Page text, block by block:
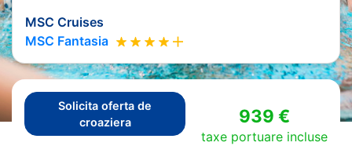
MSC Cruises
MSC Fantasia
Solicita oferta de
croaziera
939 €
taxe portuare incluse